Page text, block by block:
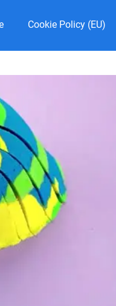
Cookie Policy (EU)